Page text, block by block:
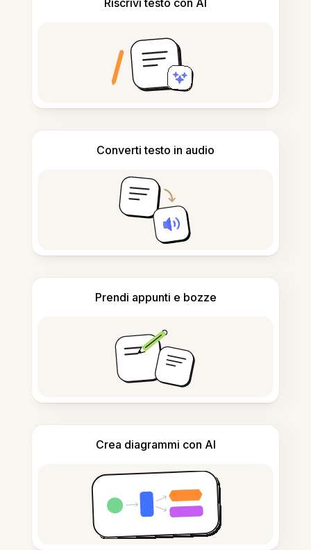
Riscrivi testo con AI
Converti testo in audio
Prendi appunti e bozze
Crea diagrammi con AI